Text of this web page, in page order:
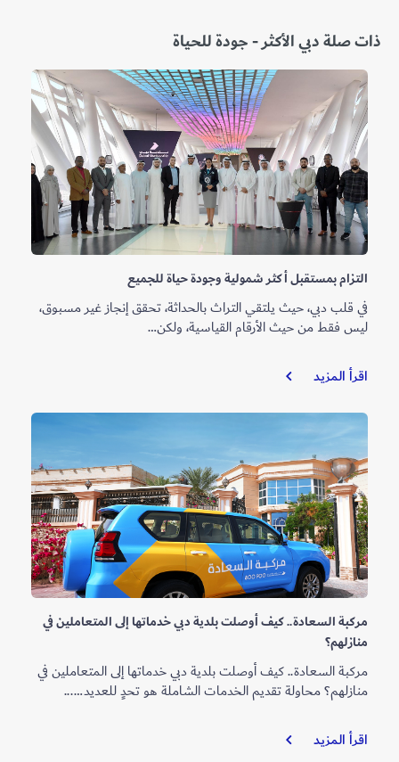
ذات صلة دبي الأكثر - جودة للحياة
التزام بمستقبل أكثر شمولية وجودة حياة للجميع
في قلب دبي، حيث يلتقي التراث بالحداثة، تحقق إنجاز غير مسبوق،
ليس فقط من حيث الأرقام القياسية، ولكن…
اقرأ المزيد
التزام
أكثر
شمولية
وجودة
حياة
للجميع
مركبة السعادة.. كيف أوصلت بلدية دبي خدماتها إلى المتعاملين في
منازلهم؟
مركبة السعادة.. كيف أوصلت بلدية دبي خدماتها إلى المتعاملين في
منازلهم؟ محاولة تقديم الخدمات الشاملة هو تحدٍ للعديد…...
اقرأ المزيد
مركبة